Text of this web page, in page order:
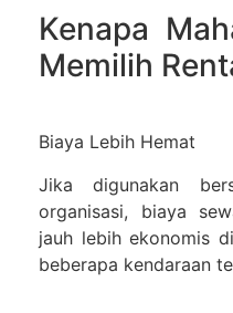
Kenapa
Memilih
Biaya Lebih Hemat
Jika digunakan
organisasi, biaya
jauh lebih ekonomis
beberapa kendaraan